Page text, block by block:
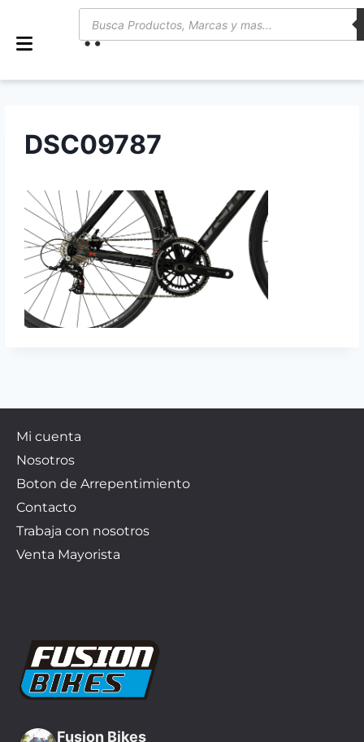
DSC09787
Mi cuenta
Nosotros
Boton de Arrepentimiento
Contacto
Trabaja con nosotros
Venta Mayorista
Fusion Bikes